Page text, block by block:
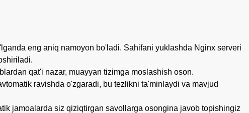
eng aniq namoyon bo'ladi. Sahifani yuklashda Nginx serveri
qat'i nazar, muayyan tizimga moslashish oson.
ravishda o'zgaradi, bu tezlikni ta'minlaydi va mavjud
jamoalarda siz qiziqtirgan savollarga osongina javob topishingiz